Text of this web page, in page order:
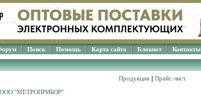
Поиск Помощь Карта сайта Блокнот Контакты
Продукция
Прайс-лист
ООО "МЕТРОПРИБОР"